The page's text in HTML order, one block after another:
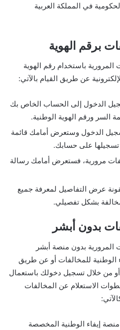
في المملكة العربية
برقم الهوية
باستخدام رقم الهوية
عن طريق القيام بالآتي:
الدخول إلى الحساب الخاص بك
السر ورقم الهوية الوطنية.
الدخول وستعرض أمامك قائمة
على حسابك.
مرورية، فستعرض أمامك رسالة
عرض التفاصيل لمعرفة جميع
بشكل تفصيلي.
بدون أبشر
المرورية بدون منصة أبشر
الوطنية للمخالفات أو عن طريق
أو من خلال تسجيل دخولك باستعمال
الاستعلام عن المخالفات
منصة إيفاء الوطنية المخصصة